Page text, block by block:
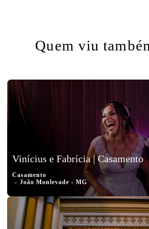
Quem viu
Vinícius e Fabrícia | Casamento
Casamento
João Monlevade - MG